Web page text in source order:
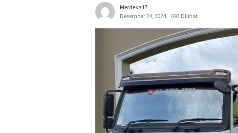
Merdeka17
Desember 24, 2024
693 Dilihat